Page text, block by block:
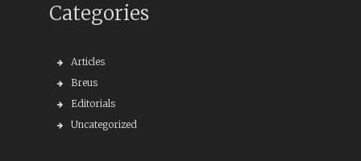
Categories
Articles
Breus
Editorials
Uncategorized